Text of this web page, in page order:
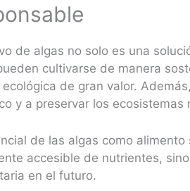
de algas no solo es una
cultivarse de manera
ecológica de gran valor​.
y a preservar los ecosistemas
de las algas como
accesible de nutrientes,
en el futuro​​.